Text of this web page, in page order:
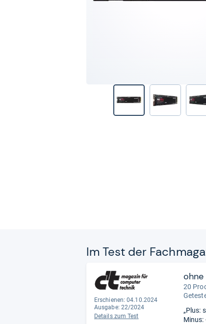
Im Test der
Erschienen: 04.10.2024
Ausgabe: 22/2024
Details zum Test
20
„Plus:
Minus: